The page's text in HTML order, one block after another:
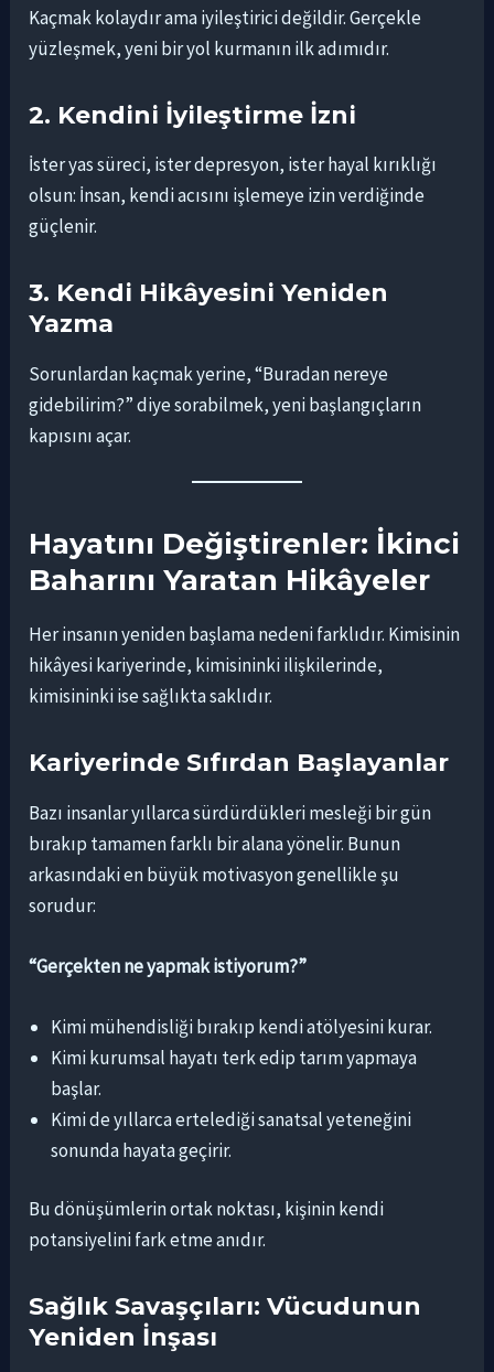
Kaçmak kolaydır ama iyileştirici değildir. Gerçekle
yüzleşmek, yeni bir yol kurmanın ilk adımıdır.
2. Kendini İyileştirme İzni
İster yas süreci, ister depresyon, ister hayal kırıklığı
olsun: İnsan, kendi acısını işlemeye izin verdiğinde
güçlenir.
3. Kendi Hikâyesini Yeniden
Yazma
Sorunlardan kaçmak yerine, “Buradan nereye
gidebilirim?” diye sorabilmek, yeni başlangıçların
kapısını açar.
Hayatını Değiştirenler: İkinci
Baharını Yaratan Hikâyeler
Her insanın yeniden başlama nedeni farklıdır. Kimisinin
hikâyesi kariyerinde, kimisininki ilişkilerinde,
kimisininki ise sağlıkta saklıdır.
Kariyerinde Sıfırdan Başlayanlar
Bazı insanlar yıllarca sürdürdükleri mesleği bir gün
bırakıp tamamen farklı bir alana yönelir. Bunun
arkasındaki en büyük motivasyon genellikle şu
sorudur:
“Gerçekten ne yapmak istiyorum?”
Kimi mühendisliği bırakıp kendi atölyesini kurar.
Kimi kurumsal hayatı terk edip tarım yapmaya
başlar.
Kimi de yıllarca ertelediği sanatsal yeteneğini
sonunda hayata geçirir.
Bu dönüşümlerin ortak noktası, kişinin kendi
potansiyelini fark etme anıdır.
Sağlık Savaşçıları: Vücudunun
Yeniden İnşası